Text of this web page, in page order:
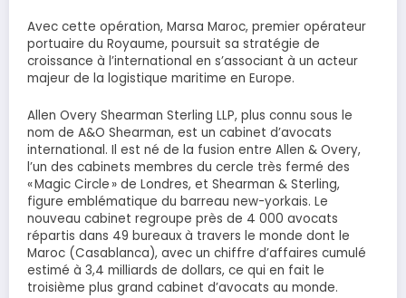
Avec cette opération, Marsa Maroc, premier opérateur
portuaire du Royaume, poursuit sa stratégie de
croissance à l’international en s’associant à un acteur
majeur de la logistique maritime en Europe.
Allen Overy Shearman Sterling LLP, plus connu sous le
nom de A&O Shearman, est un cabinet d’avocats
international. Il est né de la fusion entre Allen & Overy,
l’un des cabinets membres du cercle très fermé des
« Magic Circle » de Londres, et Shearman & Sterling,
figure emblématique du barreau new-yorkais. Le
nouveau cabinet regroupe près de 4 000 avocats
répartis dans 49 bureaux à travers le monde dont le
Maroc (Casablanca), avec un chiffre d’affaires cumulé
estimé à 3,4 milliards de dollars, ce qui en fait le
troisième plus grand cabinet d’avocats au monde.